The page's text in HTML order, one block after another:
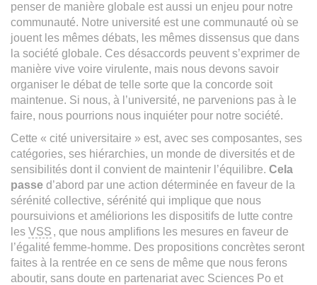
penser de manière globale est aussi un enjeu pour notre
communauté. Notre université est une communauté où se
jouent les mêmes débats, les mêmes dissensus que dans
la société globale. Ces désaccords peuvent s’exprimer de
manière vive voire virulente, mais nous devons savoir
organiser le débat de telle sorte que la concorde soit
maintenue. Si nous, à l’université, ne parvenions pas à le
faire, nous pourrions nous inquiéter pour notre société.
Cette « cité universitaire » est, avec ses composantes, ses
catégories, ses hiérarchies, un monde de diversités et de
sensibilités dont il convient de maintenir l’équilibre. Cela
passe d’abord par une action déterminée en faveur de la
sérénité collective, sérénité qui implique que nous
poursuivions et améliorions les dispositifs de lutte contre
les VSS , que nous amplifions les mesures en faveur de
l’égalité femme-homme. Des propositions concrètes seront
faites à la rentrée en ce sens de même que nous ferons
aboutir, sans doute en partenariat avec Sciences Po et